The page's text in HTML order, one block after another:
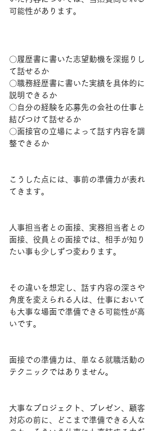
可能性があります。
〇履歴書に書いた志望動機を深掘りし
て話せるか
〇職務経歴書に書いた実績を具体的に
説明できるか
〇自分の経験を応募先の会社の仕事と
結びつけて話せるか
〇面接官の立場によって話す内容を調
整できるか
こうした点には、事前の準備力が表れ
てきます。
人事担当者との面接、実務担当者との
面接、役員との面接では、相手が知り
たい事も少しずつ変わります。
その違いを想定し、話す内容の深さや
角度を変えられる人は、仕事において
も大事な場面で準備できる可能性が高
いです。
面接での準備力は、単なる就職活動の
テクニックではありません。
大事なプロジェクト、プレゼン、顧客
対応の前に、どこまで準備できる人な